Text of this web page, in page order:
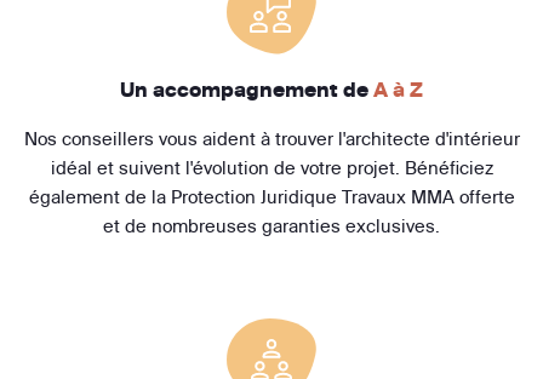
Un accompagnement de A à Z
Nos conseillers vous aident à trouver l'architecte d'intérieur
idéal et suivent l'évolution de votre projet. Bénéficiez
également de la Protection Juridique Travaux MMA offerte
et de nombreuses garanties exclusives.